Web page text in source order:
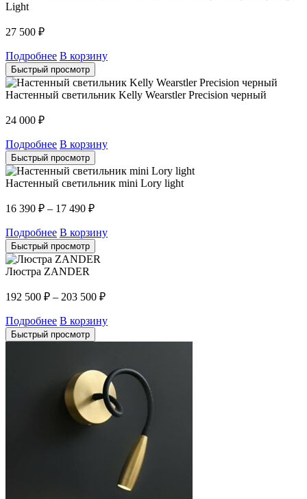
Light
27 500 ₽
Подробнее В корзину
Быстрый просмотр
Настенный светильник Kelly Wearstler Precision черный
24 000 ₽
Подробнее В корзину
Быстрый просмотр
Настенный светильник mini Lory light
16 390 ₽ – 17 490 ₽
Подробнее В корзину
Быстрый просмотр
Люстра ZANDER
192 500 ₽ – 203 500 ₽
Подробнее В корзину
Быстрый просмотр